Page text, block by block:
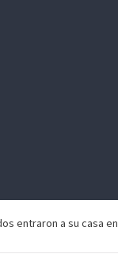
entraron a su casa en